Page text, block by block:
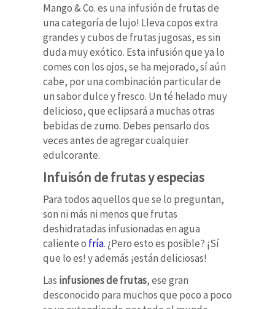
Mango & Co. es una infusión de frutas de
una categoría de lujo! Lleva copos extra
grandes y cubos de frutas jugosas, es sin
duda muy exótico. Esta infusión que ya lo
comes con los ojos, se ha mejorado, sí aún
cabe, por una combinación particular de
un sabor dulce y fresco. Un té helado muy
delicioso, que eclipsará a muchas otras
bebidas de zumo. Debes pensarlo dos
veces antes de agregar cualquier
edulcorante.
Infuisón de frutas y especias
Para todos aquellos que se lo preguntan,
son ni más ni menos que frutas
deshidratadas infusionadas en agua
caliente o fría. ¿Pero esto es posible? ¡Sí
que lo es! y además ¡están deliciosas!
Las infusiones de frutas, ese gran
desconocido para muchos que poco a poco